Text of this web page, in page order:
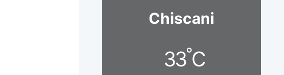
Chiscani
33°C